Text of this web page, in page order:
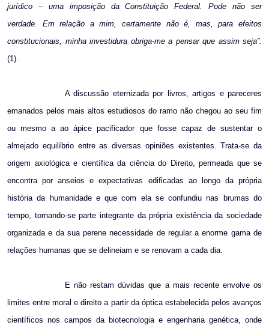
jurídico – uma imposição da Constituição Federal. Pode não ser
verdade. Em relação a mim, certamente não é, mas, para efeitos
constitucionais, minha investidura obriga-me a pensar que assim seja”.
(1).
A discussão eternizada por livros, artigos e pareceres
emanados pelos mais altos estudiosos do ramo não chegou ao seu fim
ou mesmo a ao ápice pacificador que fosse capaz de sustentar o
almejado equilíbrio entre as diversas opiniões existentes. Trata-se da
origem axiológica e científica da ciência do Direito, permeada que se
encontra por anseios e expectativas edificadas ao longo da própria
história da humanidade e que com ela se confundiu nas brumas do
tempo, tornando-se parte integrante da própria existência da sociedade
organizada e da sua perene necessidade de regular a enorme gama de
relações humanas que se delineiam e se renovam a cada dia.
E não restam dúvidas que a mais recente envolve os
limites entre moral e direito a partir da óptica estabelecida pelos avanços
científicos nos campos da biotecnologia e engenharia genética, onde